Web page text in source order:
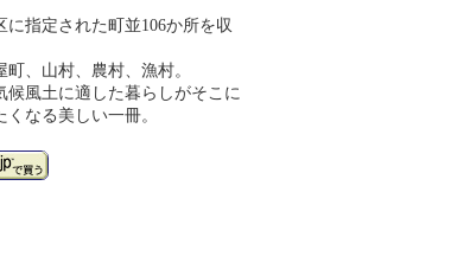
指定された町並106か所を収
、山村、農村、漁村。
候風土に適した暮らしがそこに
なる美しい一冊。